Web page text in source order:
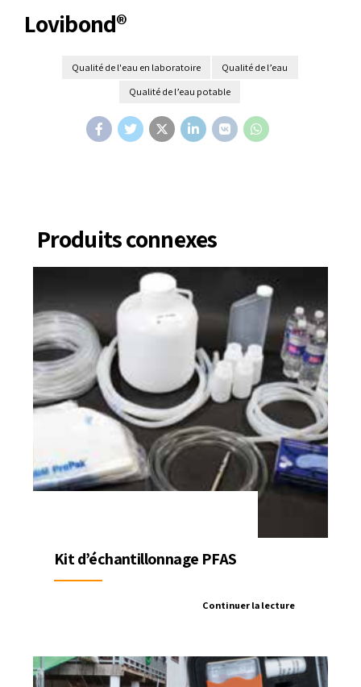
Lovibond®
Qualité de l'eau en laboratoire
Qualité de l’eau
Qualité de l’eau potable
Produits connexes
Kit d’échantillonnage PFAS
Continuer la lecture